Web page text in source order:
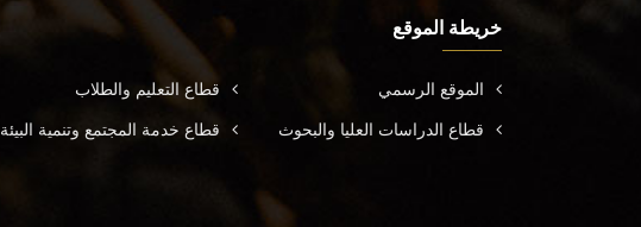
خريطة الموقع
الموقع الرسمي قطاع التعليم والطلاب
قطاع الدراسات العليا والبحوث قطاع خدمة المجتمع وتنمية البيئة